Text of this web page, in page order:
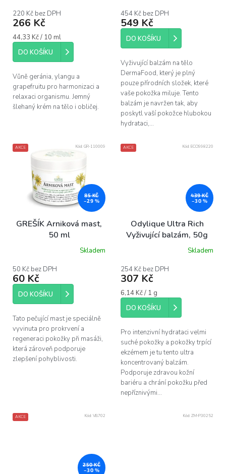
ůproduktu
je
z
hvězdiček.
220 Kč bez DPH
266 Kč
Měrná
cena:
44,33 Kč / 10 ml
DO KOŠÍKU
Vůně geránia, ylangu a
grapefruitu pro harmonizaci a
relaxaci organismu. Jemný
šlehaný krém na tělo i obličej.
454 Kč bez DPH
549 Kč
DO KOŠÍKU
Vyživující balzám na tělo
DermaFood, který je plný
pouze přírodních složek, které
vaše pokožka miluje. Tento
balzám je navržen tak, aby
poskytl vaší pokožce hlubokou
hydrataci,...
AKCE
85 KČ
–29 %
GREŠÍK Arniková mast,
50 ml
Skladem
50 Kč bez DPH
60 Kč
DO KOŠÍKU
Tato pečující mast je speciálně
vyvinuta pro prokrvení a
regeneraci pokožky při masáži,
která zároveň podporuje
zlepšení pohyblivosti.
Kód: GR-110009 AKCE
439 KČ
–30 %
Odylique Ultra Rich
Vyživující balzám, 50g
Skladem
254 Kč bez DPH
307 Kč
Měrná
cena:
6,14 Kč / 1 g
DO KOŠÍKU
Pro intenzivní hydrataci velmi
suché pokožky a pokožky trpící
ekzémem je tu tento ultra
koncentrovaný balzám.
Podporuje zdravou kožní
bariéru a chrání pokožku před
nepříznivými...
Kód: ECO998220
AKCE
250 KČ
–30 %
Kód: VB702 Kód: ZM-P30252